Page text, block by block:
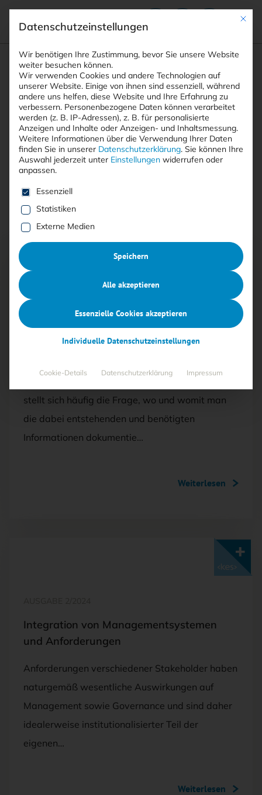
Suchfeld
Suchen
Breadcrumb-Navigation
STARTSEITE AUTOREN KNUT HAUFE
Alle Beiträge von Knut Haufe
Alle
AUSGABE 5/2024
ISMS-Tools in der Praxis (1)
Informationssicherheits-Managements (ISMS)
stellt sich häufig die Frage, wo und womit man
die dabei entstehenden und benötigten
Informationen dokumentie…
Weiterlesen
Integration von Managementsystemen
und Anforderungen
Anforderungen verschiedener Stakeholder haben
naturgemäß wesentliche Auswirkungen auf
Management sowie Governance und sind daher
idealerweise institutionalisierter Teil der
eigenen…
Weiterlesen
Mit
Datenschutzeinstellungen
Wir benötigen Ihre Zustimmung, bevor Sie unsere Website
weiter besuchen können.
Wir verwenden Cookies und andere Technologien auf
unserer Website. Einige von ihnen sind essenziell, während
andere uns helfen, diese Website und Ihre Erfahrung zu
verbessern. Personenbezogene Daten können verarbeitet
werden (z. B. IP-Adressen), z. B. für personalisierte
Anzeigen und Inhalte oder Anzeigen- und Inhaltsmessung.
Weitere Informationen über die Verwendung Ihrer Daten
finden Sie in unserer Datenschutzerklärung. Sie können Ihre
Auswahl jederzeit unter Einstellungen widerrufen oder
anpassen.
Es folgt eine Liste der Service-Gruppen, für die eine
Essenziell
Statistiken
Externe Medien
Speichern
Alle akzeptieren
Essenzielle Cookies akzeptieren
Individuelle Datenschutzeinstellungen
Cookie-Details Datenschutzerklärung Impressum